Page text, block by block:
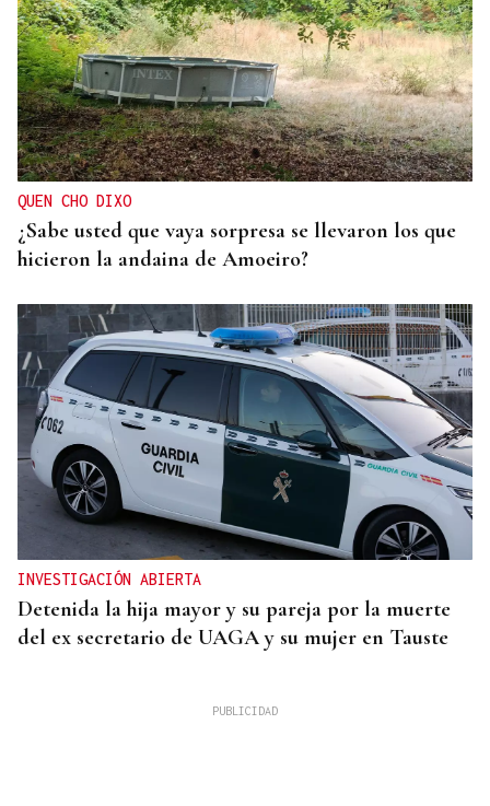
QUEN CHO DIXO
¿Sabe usted que vaya sorpresa se llevaron los que
hicieron la andaina de Amoeiro?
INVESTIGACIÓN ABIERTA
Detenida la hija mayor y su pareja por la muerte
del ex secretario de UAGA y su mujer en Tauste